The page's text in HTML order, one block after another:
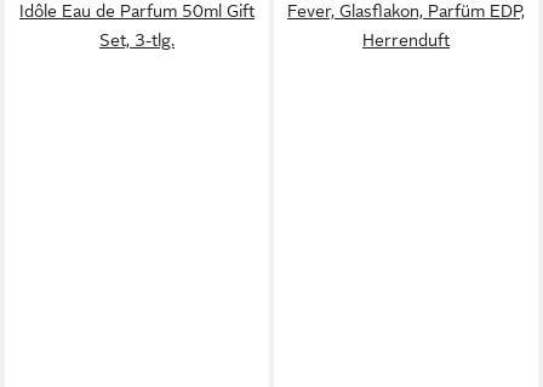
Idôle Eau de Parfum 50ml Gift
Set, 3-tlg.
Fever, Glasflakon, Parfüm EDP,
Herrenduft